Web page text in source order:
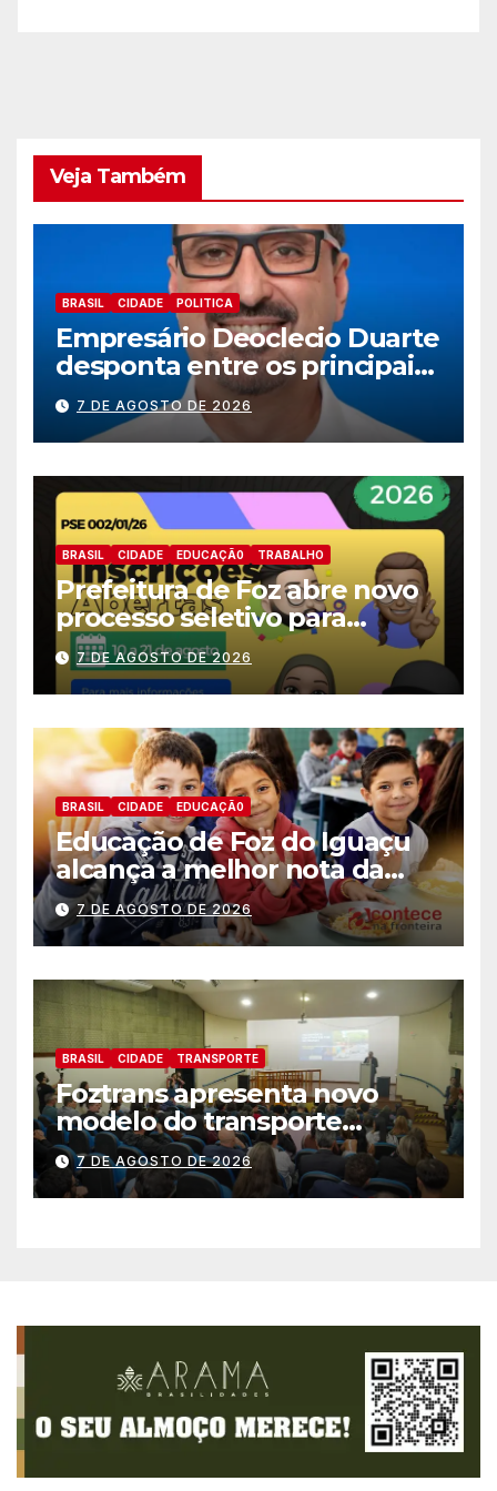
Veja Também
BRASIL CIDADE POLITICA
Empresário Deoclecio Duarte
desponta entre os principais
nomes do União Brasil para
deputado estadual
7 DE AGOSTO DE 2026
BRASIL CIDADE EDUCAÇÃ0 TRABALHO
Prefeitura de Foz abre novo
processo seletivo para
estagiários
7 DE AGOSTO DE 2026
BRASIL CIDADE EDUCAÇÃ0
Educação de Foz do Iguaçu
alcança a melhor nota da
história no IDEB
7 DE AGOSTO DE 2026
BRASIL CIDADE TRANSPORTE
Foztrans apresenta novo
modelo do transporte
coletivo em audiência
pública e avança para um
sistema mais moderno e
7 DE AGOSTO DE 2026